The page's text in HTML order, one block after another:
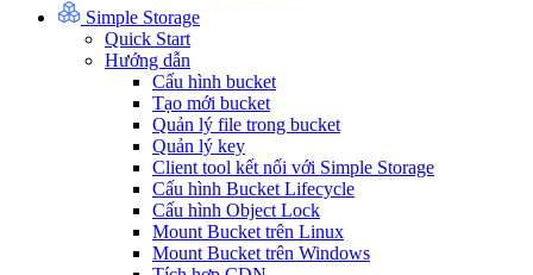
Simple Storage
Quick Start
Hướng dẫn
Cấu hình bucket
Tạo mới bucket
Quản lý file trong bucket
Quản lý key
Client tool kết nối với Simple Storage
Cấu hình Bucket Lifecycle
Cấu hình Object Lock
Mount Bucket trên Linux
Mount Bucket trên Windows